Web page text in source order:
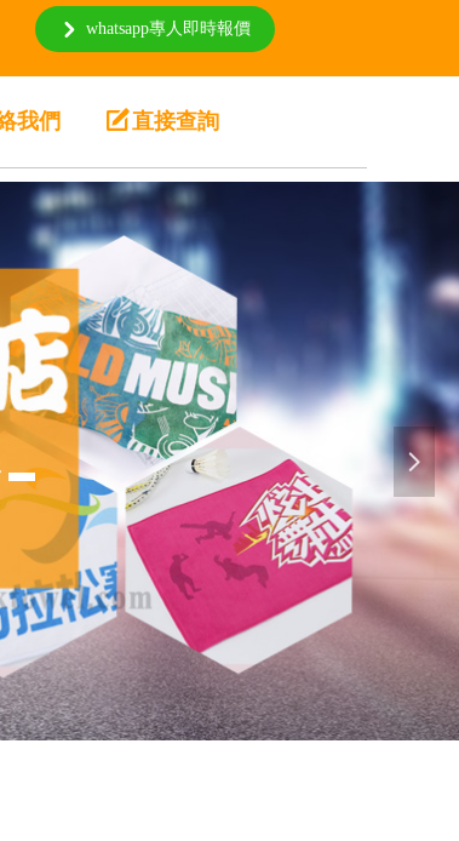
낑 whatsapp專人即時報價
▬ 넲
我們 녁直接查詢